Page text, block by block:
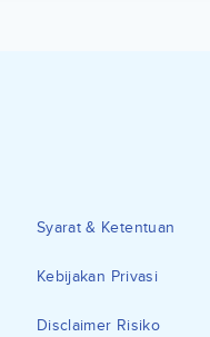
Syarat & Ketentuan
Kebijakan Privasi
Disclaimer Risiko